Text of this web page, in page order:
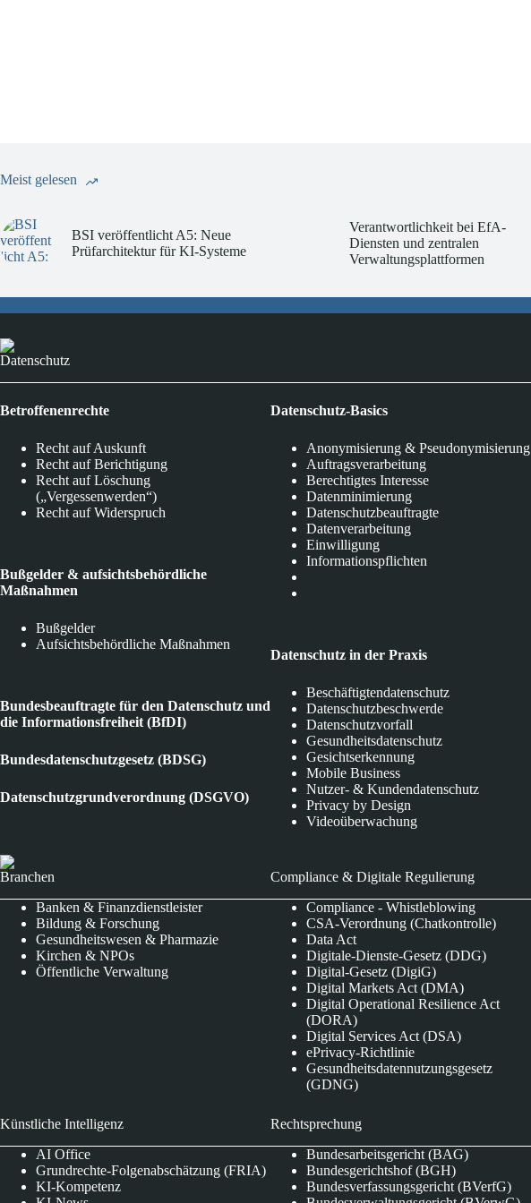
Meist gelesen
BSI veröffentlicht A5: Neue
Prüfarchitektur für KI-Systeme
Verantwortlichkeit bei EfA-
Diensten und zentralen
Verwaltungsplattformen
Datenschutz
Betroffenenrechte
Recht auf Auskunft
Recht auf Berichtigung
Recht auf Löschung
(„Vergessenwerden“)
Recht auf Widerspruch
Bußgelder & aufsichtsbehördliche
Maßnahmen
Bußgelder
Aufsichtsbehördliche Maßnahmen
Bundesbeauftragte für den Datenschutz und
die Informationsfreiheit (BfDI)
Bundesdatenschutzgesetz (BDSG)
Datenschutzgrundverordnung (DSGVO)
Datenschutz-Basics
Anonymisierung & Pseudonymisierung
Auftragsverarbeitung
Berechtigtes Interesse
Datenminimierung
Datenschutzbeauftragte
Datenverarbeitung
Einwilligung
Informationspflichten
Datenschutz in der Praxis
Beschäftigtendatenschutz
Datenschutzbeschwerde
Datenschutzvorfall
Gesundheitsdatenschutz
Gesichtserkennung
Mobile Business
Nutzer- & Kundendatenschutz
Privacy by Design
Videoüberwachung
Branchen
Banken & Finanzdienstleister
Bildung & Forschung
Gesundheitswesen & Pharmazie
Kirchen & NPOs
Öffentliche Verwaltung
Compliance & Digitale Regulierung
Compliance - Whistleblowing
CSA-Verordnung (Chatkontrolle)
Data Act
Digitale-Dienste-Gesetz (DDG)
Digital-Gesetz (DigiG)
Digital Markets Act (DMA)
Digital Operational Resilience Act
(DORA)
Digital Services Act (DSA)
ePrivacy-Richtlinie
Gesundheitsdatennutzungsgesetz
(GDNG)
Künstliche Intelligenz
AI Office
Grundrechte-Folgenabschätzung (FRIA)
KI-Kompetenz
Rechtsprechung
Bundesarbeitsgericht (BAG)
Bundesgerichtshof (BGH)
Bundesverfassungsgericht (BVerfG)